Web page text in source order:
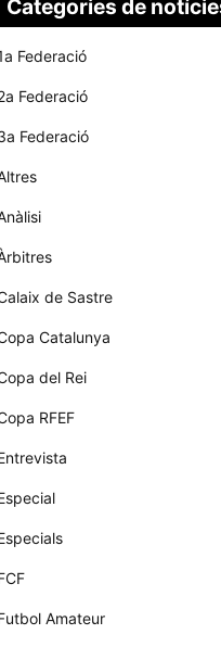
Categories de
Federació
Federació
Federació
de Sastre
Catalunya
del Rei
RFEF
Amateur